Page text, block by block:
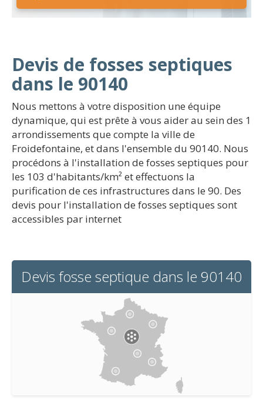
Devis de fosses septiques
dans le 90140
Nous mettons à votre disposition une équipe
dynamique, qui est prête à vous aider au sein des 1
arrondissements que compte la ville de
Froidefontaine, et dans l'ensemble du 90140. Nous
procédons à l'installation de fosses septiques pour
les 103 d'habitants/km² et effectuons la
purification de ces infrastructures dans le 90. Des
devis pour l'installation de fosses septiques sont
accessibles par internet
Devis fosse septique dans le 90140